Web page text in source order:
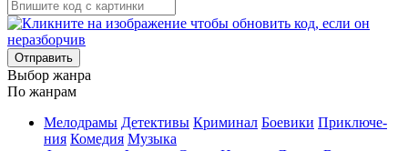
Отправить
Вы­бор жан­ра
По жан­рам
Ме­ло­дра­мы Де­тек­ти­вы Кри­ми­нал Бое­ви­ки При­клю­че­
ния Ко­ме­дия Му­зы­ка